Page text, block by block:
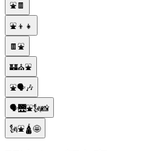
⛲🍫
⛲👦👧
🍫⛲
🏰⛪⛲
⛲🗣🎶
🗣🌉⛲🗽📸
🗽⛲🛕🤩